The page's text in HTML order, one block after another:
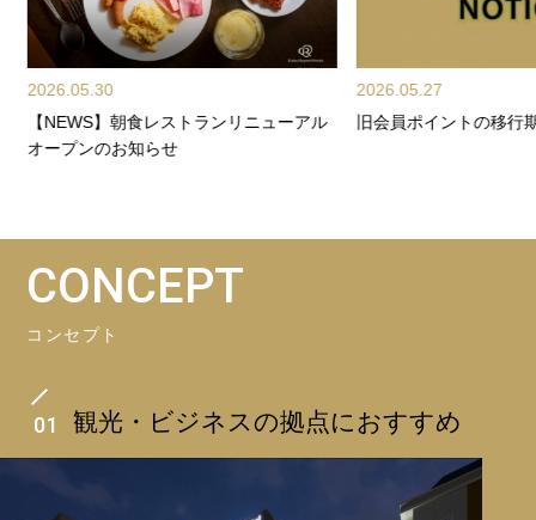
2026.05.30
【NEWS】朝食レストランリニューアル
オープンのお知らせ
2026.05.27
旧会員ポイントの移行
CONCEPT
コンセプト
01 観光・ビジネスの拠点におすすめ